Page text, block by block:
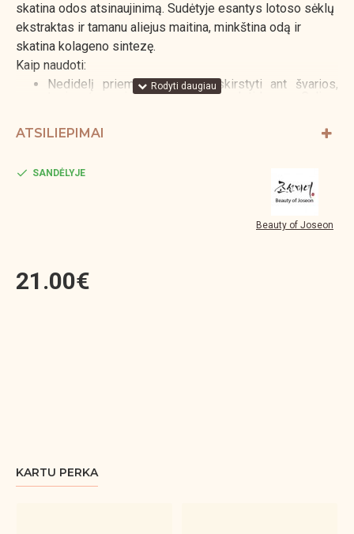
skatina odos atsinaujinimą. Sudėtyje esantys lotoso sėklų
ekstraktas ir tamanu aliejus maitina, minkština odą ir
skatina kolageno sintezę.
Kaip naudoti:
Nedidelį priemonės kiekį paskirstyti ant švarios,
tonizuotos veido odos, toliau naudoti kremą. Galima
ATSILIEPIMAI
21.00€
SANDĖLYJE
Beauty of Joseon
KARTU PERKA